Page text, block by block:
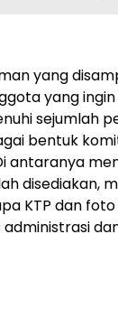
yang
yang
sejumlah
bentuk
antaranya
disediakan,
KTP dan